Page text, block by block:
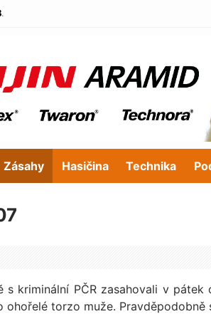
.
Zásahy Hasičina Technika
s kriminální PČR zasahovali v pátek
ohořelé torzo muže. Pravděpodobně